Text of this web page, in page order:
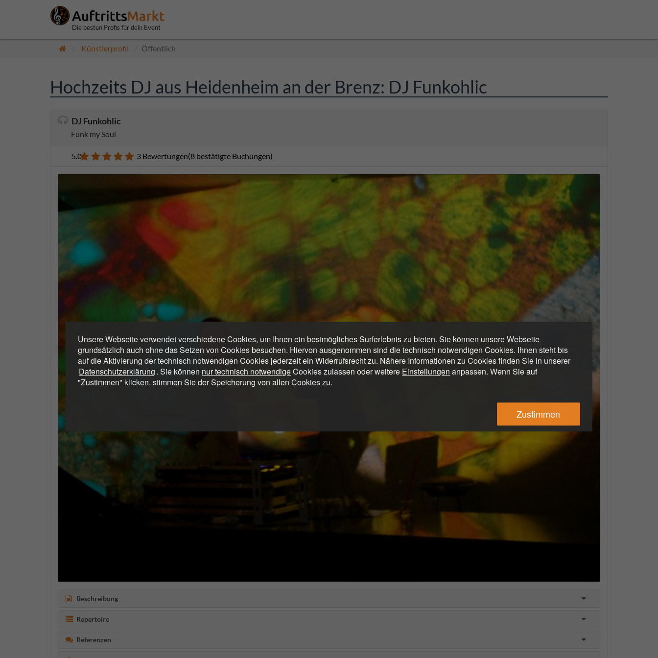
Unsere Webseite verwendet verschiedene Cookies, um Ihnen ein bestmögliches Surferlebnis zu bieten. Sie können unsere Webseite
grundsätzlich auch ohne das Setzen von Cookies besuchen. Hiervon ausgenommen sind die technisch notwendigen Cookies. Ihnen steht bis
auf die Aktivierung der technisch notwendigen Cookies jederzeit ein Widerrufsrecht zu. Nähere Informationen zu Cookies finden Sie in unserer
Datenschutzerklärung. Sie können nur technisch notwendigeCookies zulassen oder weitere Einstellungen anpassen. Wenn Sie auf
"Zustimmen" klicken, stimmen Sie der Speicherung von allen Cookies zu.
Zustimmen
Die besten Profis für dein Event
Künstlerprofil Öffentlich
Hochzeits DJ aus Heidenheim an der Brenz: DJ Funkohlic
DJ Funkohlic
Funk my Soul
5.0 3 Bewertungen(8 bestätigte Buchungen)
Beschreibung
Repertoire
Referenzen